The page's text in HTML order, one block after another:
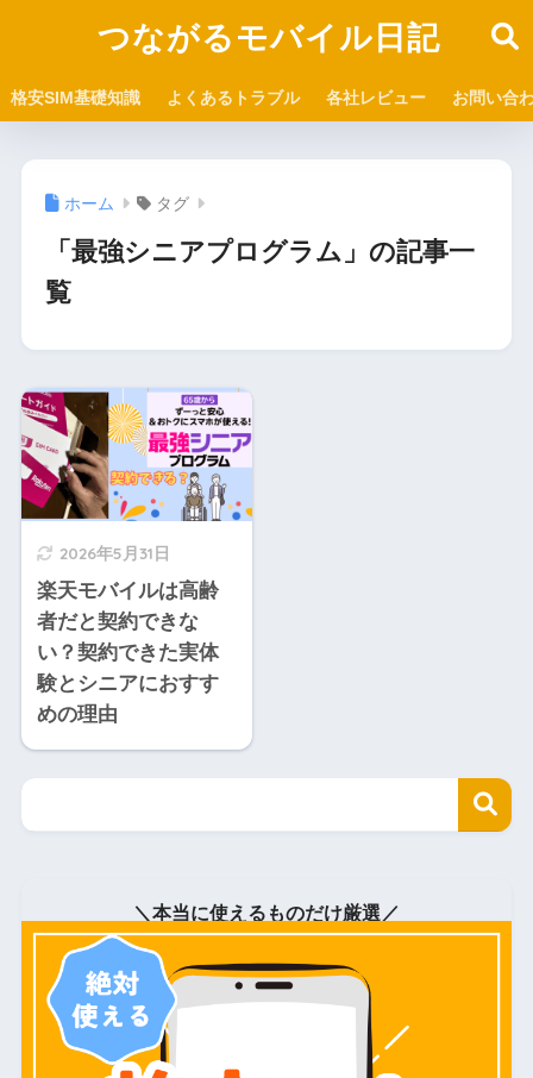
つながるモバイル日記
格安SIM基礎知識 よくあるトラブル 各社レビュー お問い合
ホーム タグ
「最強シニアプログラム」の記事一
覧
2026年5月31日
楽天モバイルは高齢
者だと契約できな
い？契約できた実体
験とシニアにおすす
めの理由
＼本当に使えるものだけ厳選／